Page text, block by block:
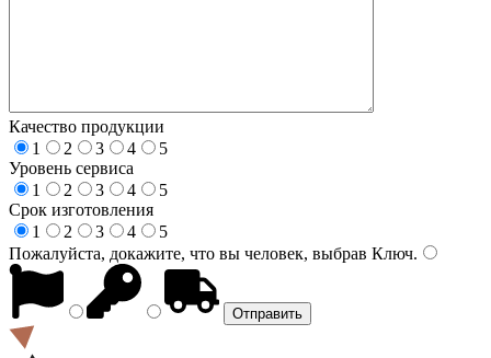
Качество продукции
1
2 3 4
5
Уровень сервиса
1
2 3 4
5
Срок изготовления
1
2 3 4
5
Пожалуйста, докажите, что вы человек, выбрав Ключ.